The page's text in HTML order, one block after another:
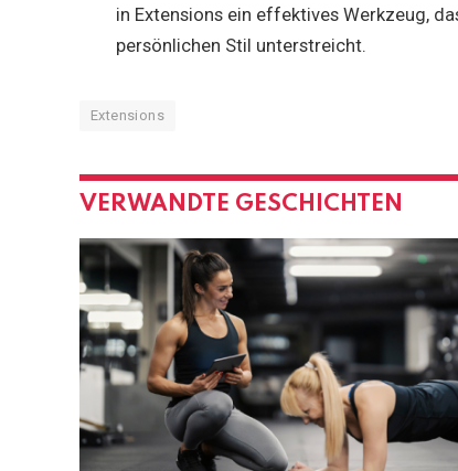
in Extensions ein effektives Werkzeug,
persönlichen Stil unterstreicht.
Extensions
VERWANDTE GESCHICHTEN